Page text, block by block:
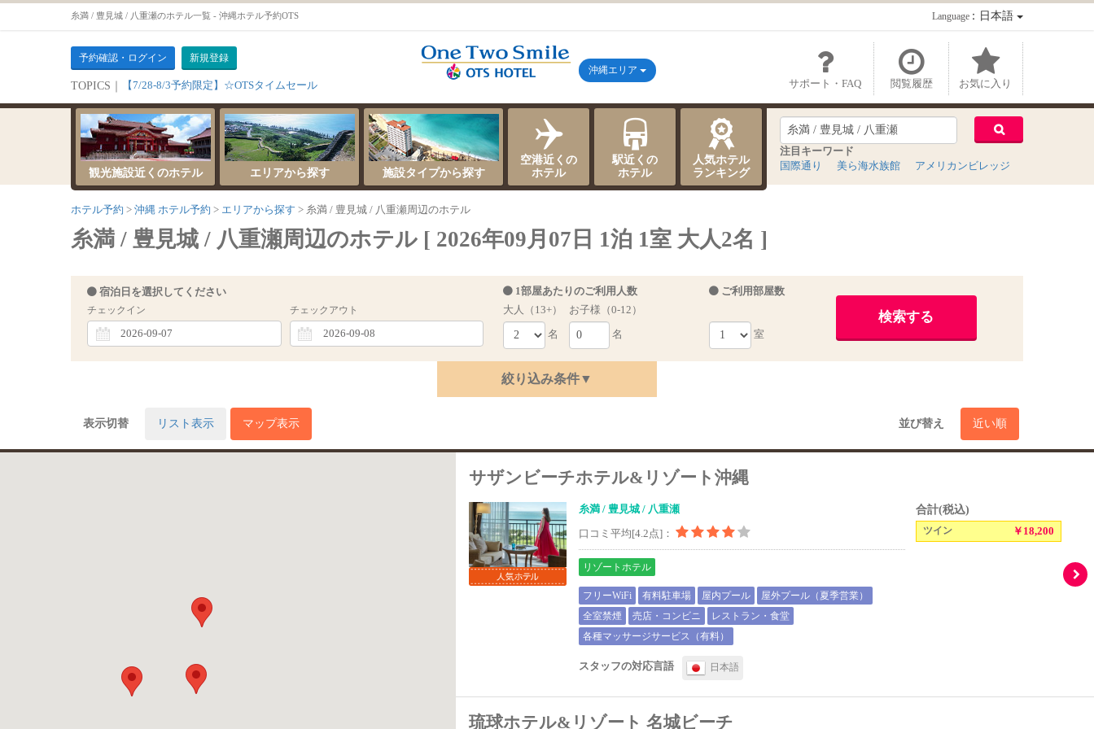
糸満 / 豊見城 / 八重瀬のホテル一覧 - 沖縄ホテル予約OTS Language：日本語
予約確認・ログイン 新規登録
TOPICS｜ 【7/28-8/3予約限定】☆OTSタイムセール サポート・FAQ 閲覧履歴 お気に入り
沖縄エリア
観光施設近くのホテル エリアから探す 施設タイプから探す
空港近くの
ホテル
駅近くの
ホテル
人気ホテル
ランキング
注目キーワード
国際通り
美ら海水族館 アメリカンビレッジ
ホテル予約 沖縄 ホテル予約 エリアから探す 糸満 / 豊見城 / 八重瀬周辺のホテル
糸満 / 豊見城 / 八重瀬周辺のホテル [ 2026年09月07日 1泊 1室 大人2名 ]
宿泊日を選択してください
チェックイン チェックアウト
1部屋あたりのご利用人数
大人（13+）
名
お子様（0-12）
名
ご利用部屋数
室
絞り込み条件▼
表示切替 リスト表示 マップ表示 並び替え 近い順
サザンビーチホテル&リゾート沖縄
糸満 / 豊見城 / 八重瀬
口コミ平均[4.2点]：
リゾートホテル
フリーWiFi 有料駐車場 屋内プール
屋外プール（夏季営業）
全室禁煙
売店・コンビニ
レストラン・食堂
各種マッサージサービス（有料）
スタッフの対応言語 日本語
合計(税込)
ツイン ￥18,200
琉球ホテル&リゾート 名城ビーチ